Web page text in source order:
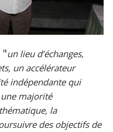
"un lieu d’échanges,
un accélérateur
indépendante qui
majorité
la
des objectifs de